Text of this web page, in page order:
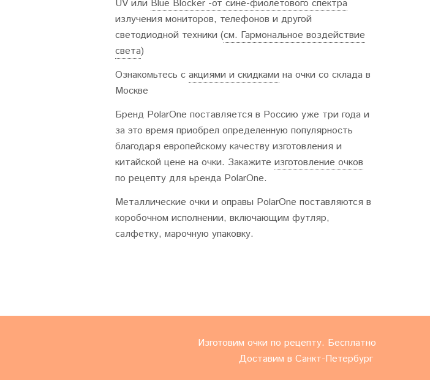
UV или Blue Blocker -от сине-фиолетового спектра
излучения мониторов, телефонов и другой
светодиодной техники (см. Гармональное воздействие
света)
Ознакомьтесь с акциями и скидками на очки со склада в
Москве
Бренд PolarOne поставляется в Россию уже три года и
за это время приобрел определенную популярность
благодаря европейскому качеству изготовления и
китайской цене на очки. Закажите изготовление очков
по рецепту для ьренда PolarOne.
Металлические очки и оправы PolarOne поставляются в
коробочном исполнении, включающим футляр,
салфетку, марочную упаковку.
Изготовим очки по рецепту. Бесплатно
Доставим в Санкт-Петербург